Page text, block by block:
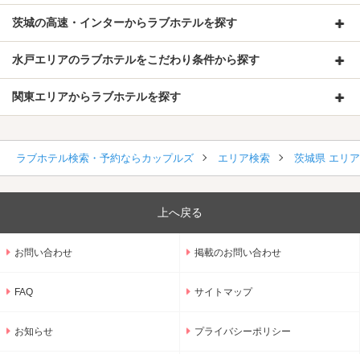
茨城の高速・インターからラブホテルを探す
水戸エリアのラブホテルをこだわり条件から探す
関東エリアからラブホテルを探す
ラブホテル検索・予約ならカップルズ エリア検索 茨城県 エリ
上へ戻る
お問い合わせ 掲載のお問い合わせ
FAQ サイトマップ
お知らせ プライバシーポリシー